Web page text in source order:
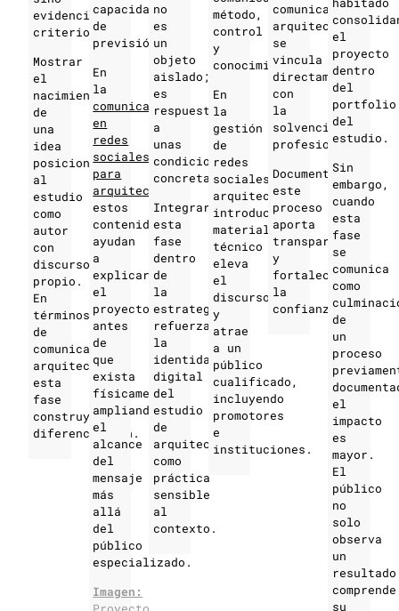
evidenciar
criterio.
Mostrar
el
nacimiento
de
una
idea
posiciona
al
estudio
como
autor
con
discurso
propio.
En
términos
de
comunicación
arquitectura,
esta
fase
construye
diferenciación.
capacidad
de
previsión.
En
la
comunicación
en
redes
sociales
para
arquitectura
estos
contenidos
ayudan
a
explicar
el
proyecto
antes
de
que
exista
físicamente,
ampliando
el
alcance
del
mensaje
más
allá
del
público
especializado.
Imagen:
no
es
un
objeto
aislado;
es
respuesta
a
unas
condiciones
concretas.
Integrar
esta
fase
dentro
de
la
estrategia
refuerza
la
identidad
digital
del
estudio
de
arquitectura
como
práctica
sensible
al
contexto.
método,
control
y
conocimiento.
En
la
gestión
de
redes
sociales
arquitectura,
introducir
material
técnico
eleva
el
discurso
y
atrae
a un
público
cualificado,
incluyendo
promotores
e
instituciones.
comunicación
arquitectura
se
vincula
directamente
con
la
solvencia
profesional.
Documentar
este
proceso
aporta
transparencia
y
fortalece
la
confianza.
el
proyecto
dentro
del
portfolio
del
estudio.
Sin
embargo,
cuando
esta
fase
se
comunica
como
de
un
proceso
el
impacto
es
mayor.
El
público
no
solo
observa
un
comprende
su